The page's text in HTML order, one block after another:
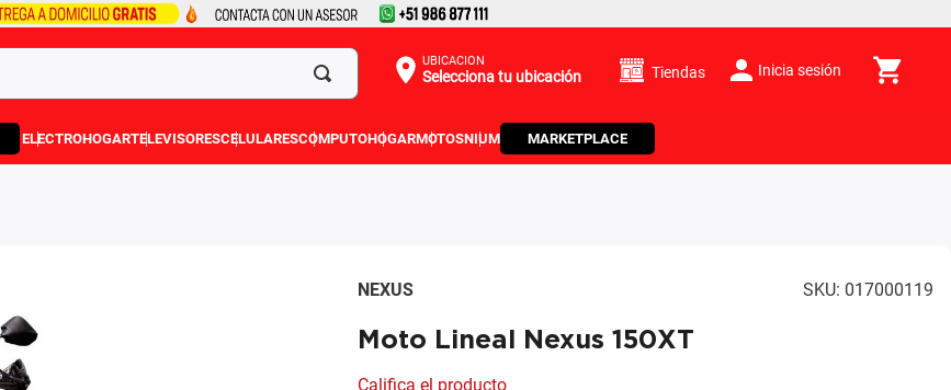
UBICACIÓN
Selecciona tu ubicación Tiendas Inicia sesión
ELECTROHOGARTELEVISORESCELULARESCOMPUTOHOGARMOTOSNIUM MARKETPLACE
NEXUS SKU: 017000119
Moto Lineal Nexus 150XT
Califica el producto